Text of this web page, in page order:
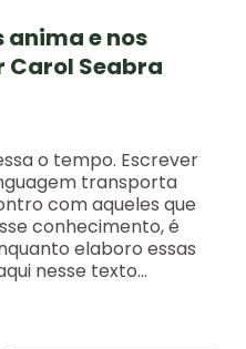
anima e nos
Carol Seabra
o tempo. Escrever
transporta
com aqueles que
conhecimento, é
elaboro essas
nesse texto...